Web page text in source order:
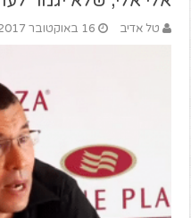
טל אדיב 16 באוקטובר 2017